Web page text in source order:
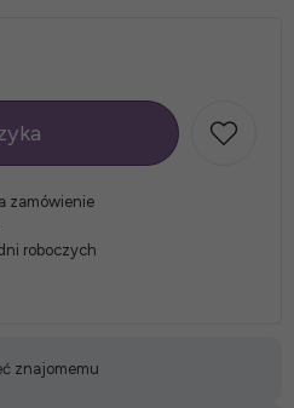
zamówienie
roboczych
znajomemu